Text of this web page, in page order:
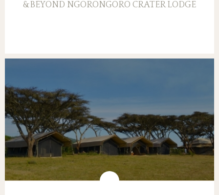
&BEYOND NGORONGORO CRATER LODGE